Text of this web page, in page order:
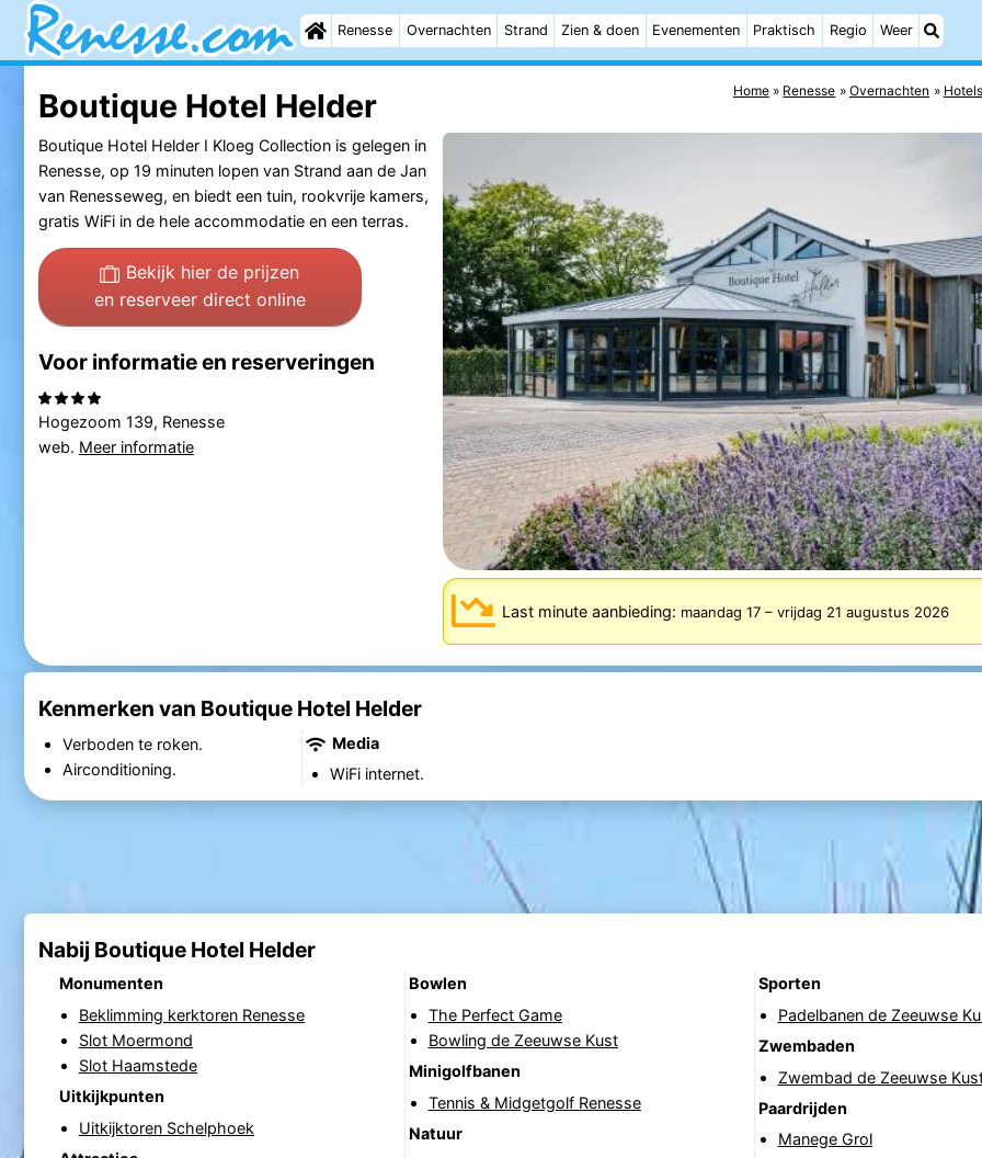
Renesse Overnachten Strand Zien & doen Evenementen Praktisch Regio Weer
Home Renesse Overnachten Hotels
Boutique Hotel Helder
Last minute aanbieding: maandag 17– vrijdag 21 augustus 2026
Boutique Hotel Helder I Kloeg Collection is gelegen in
Renesse, op 19 minuten lopen van Strand aan de Jan
van Renesseweg, en biedt een tuin, rookvrije kamers,
gratis WiFi in de hele accommodatie en een terras.
Bekijk hier de prijzen
en reserveer direct online
Voor informatie en reserveringen
Hogezoom 139, Renesse
web. Meer informatie
Kenmerken van Boutique Hotel Helder
Verboden te roken.
Airconditioning.
Media
WiFi internet.
Nabij Boutique Hotel Helder
Monumenten
Beklimming kerktoren Renesse
Slot Moermond
Slot Haamstede
Uitkijkpunten
Uitkijktoren Schelphoek
Bowlen
The Perfect Game
Bowling de Zeeuwse Kust
Minigolfbanen
Tennis & Midgetgolf Renesse
Natuur
Sporten
Padelbanen de Zeeuwse
Zwembaden
Zwembad de Zeeuwse
Paardrijden
Manege Grol